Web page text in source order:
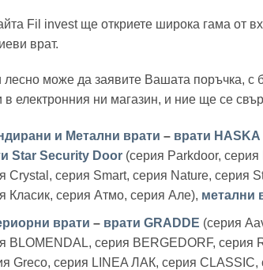
Fil invest ще откриете широка гама от
врат.
може да заявите Вашата поръчка, с
в електронния ни магазин, и ние ще се
и Метални врати – врати HASKA
Star Security Door (серия Parkdoor,
Crystal, серия Smart, серия Nature, серия
Класик, серия Атмо, серия Але), метални
врати – врати GRADDE (серия
BLOMENDAL, серия BERGEDORF,
Greco, серия LINEA ЛАК, серия